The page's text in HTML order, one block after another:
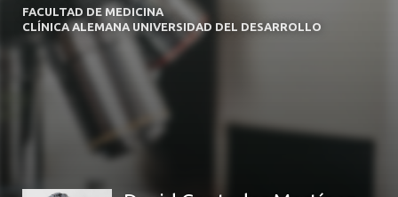
FACULTAD DE MEDICINA
CLÍNICA ALEMANA UNIVERSIDAD DEL DESARROLLO